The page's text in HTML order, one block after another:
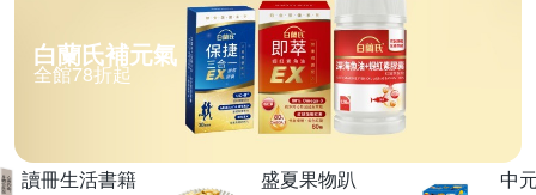
白蘭氏補元氣
全館78折起
讀冊生活書籍
盛夏果物趴
中